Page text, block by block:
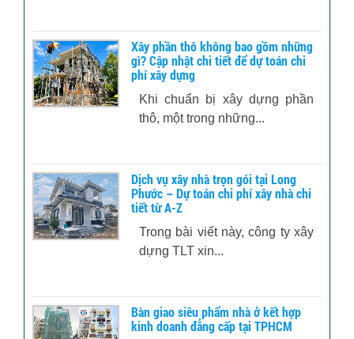
Xây phần thô không bao gồm những
gì? Cập nhật chi tiết để dự toán chi
phí xây dựng
Khi chuẩn bị xây dựng phần
thô, một trong những...
Dịch vụ xây nhà trọn gói tại Long
Phước – Dự toán chi phí xây nhà chi
tiết từ A-Z
Trong bài viết này, công ty xây
dựng TLT xin...
Bàn giao siêu phẩm nhà ở kết hợp
kinh doanh đẳng cấp tại TPHCM